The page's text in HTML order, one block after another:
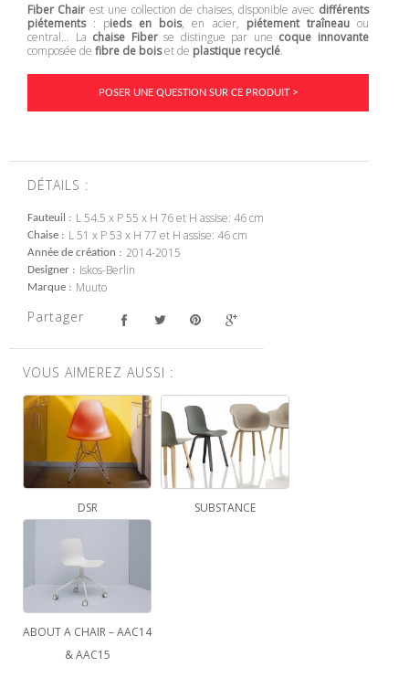
Fiber Chair est une collection de chaises, disponible avec différents
piétements: pieds en bois, en acier, piétement traîneauou
central… La chaise Fiberse distingue par une coque innovante
composée de fibre de boiset de plastique recyclé.
POSER UNE QUESTION SUR CE PRODUIT >
DÉTAILS :
Fauteuil L 54.5 x P 55 x H 76 et H assise: 46 cm
Chaise L 51 x P 53 x H 77 et H assise: 46 cm
Année de création 2014-2015
Designer Iskos-Berlin
Marque Muuto
Partager
VOUS AIMEREZ AUSSI :
DSR SUBSTANCE
ABOUT A CHAIR – AAC14
& AAC15